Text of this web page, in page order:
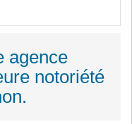
agence
notoriété